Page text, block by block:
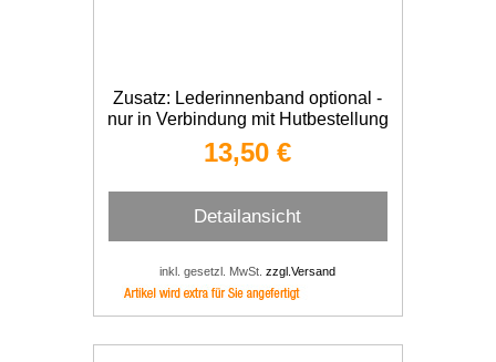
Zusatz: Lederinnenband optional -
nur in Verbindung mit Hutbestellung
NICHT für Karnevalsfilz und Wollfilz
einfach
13,50 €
Detailansicht
inkl. gesetzl. MwSt.zzgl.Versand